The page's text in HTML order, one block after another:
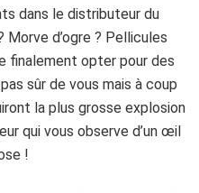
dans le distributeur du
Morve d’ogre ? Pellicules
finalement opter pour des
sûr de vous mais à coup
la plus grosse explosion
qui vous observe d’un œil
!